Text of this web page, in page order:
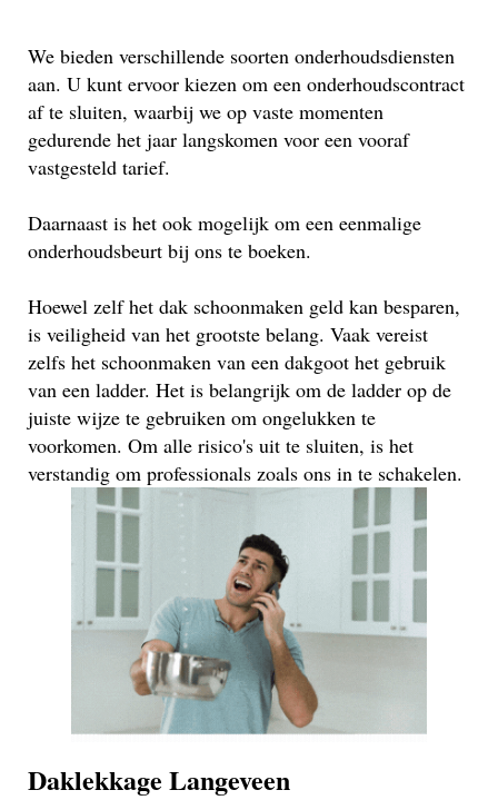
We bieden verschillende soorten onderhoudsdiensten
aan. U kunt ervoor kiezen om een onderhoudscontract
af te sluiten, waarbij we op vaste momenten
gedurende het jaar langskomen voor een vooraf
vastgesteld tarief.
Daarnaast is het ook mogelijk om een eenmalige
onderhoudsbeurt bij ons te boeken.
Hoewel zelf het dak schoonmaken geld kan besparen,
is veiligheid van het grootste belang. Vaak vereist
zelfs het schoonmaken van een dakgoot het gebruik
van een ladder. Het is belangrijk om de ladder op de
juiste wijze te gebruiken om ongelukken te
voorkomen. Om alle risico's uit te sluiten, is het
verstandig om professionals zoals ons in te schakelen.
Daklekkage Langeveen